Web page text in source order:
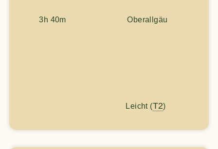
3h 40m Oberallgäu
Leicht (T2)